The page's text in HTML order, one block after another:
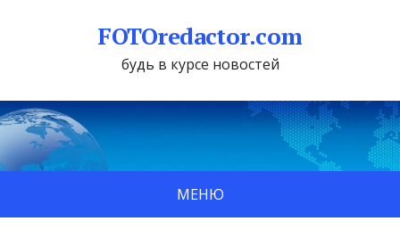
FOTOredactor.com
будь в курсе новостей
МЕНЮ